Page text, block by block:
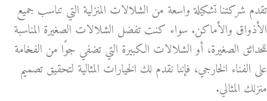
تقدم شركتنا تشكيلة واسعة من الشلالات المنزلية التي تناسب جميع
الأذواق والأماكن. سواء كنت تفضل الشلالات الصغيرة المناسبة
للحدائق الصغيرة، أو الشلالات الكبيرة التي تضفي جوًا من الفخامة
على الفناء الخارجي، فإننا نقدم لك الخيارات المثالية لتحقيق تصميم
منزلك المثالي.